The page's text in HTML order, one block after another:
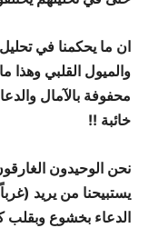
ان ما يحكمنا في
والميول القلبي وهذا
محفوفة بالآمال
خائبة !!
نحن الوحيدون
يستبيحنا من يريد
الدعاء بخشوع وبقلب